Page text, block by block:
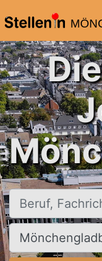
Beruf, Fachrichtung,
Ort, Stadt